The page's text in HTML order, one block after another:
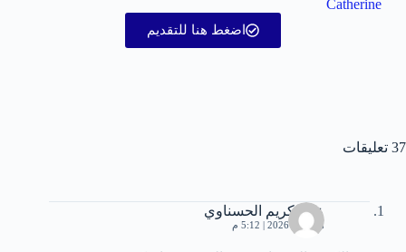
Catherine
اضغط هنا للتقديم
37 تعليقات
عبدالكريم الحسناوي
مايو 23, 2026 | 5:12 م